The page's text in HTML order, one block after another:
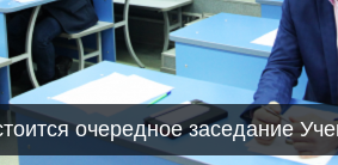
очередное заседание